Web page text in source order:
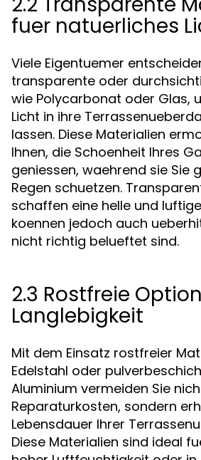
fuer natuerliches
Viele Eigentuemer
transparente oder
wie Polycarbonat oder Glas,
Licht in ihre
lassen. Diese Materialien
Ihnen, die Schoenheit Ihres
geniessen, waehrend sie Sie
Regen schuetzen.
schaffen eine helle und
koennen jedoch auch
nicht richtig belueftet sind.
2.3 Rostfreie
Langlebigkeit
Mit dem Einsatz rostfreier
Edelstahl oder
Aluminium vermeiden Sie
Reparaturkosten, sondern
Lebensdauer Ihrer
Diese Materialien sind ideal